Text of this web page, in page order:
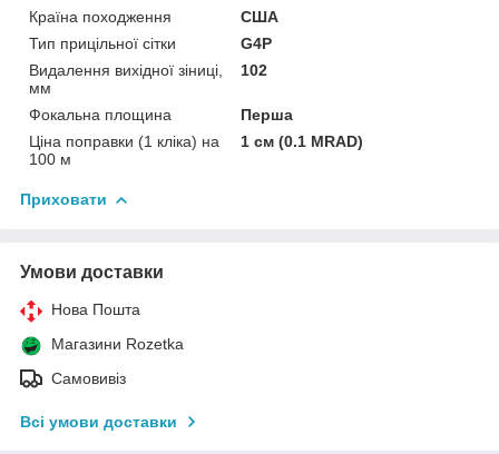
Країна походження
США
Тип прицільної сітки
G4P
Видалення вихідної зіниці,
мм
102
Фокальна площина
Перша
Ціна поправки (1 кліка) на
100 м
1 см (0.1 MRAD)
Приховати
Умови доставки
Нова Пошта
Магазини Rozetka
Самовивіз
Всі умови доставки